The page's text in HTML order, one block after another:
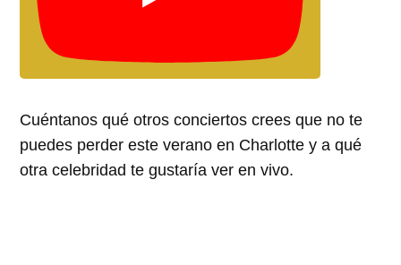
Cuéntanos qué otros conciertos crees que no te
puedes perder este verano en Charlotte y a qué
otra celebridad te gustaría ver en vivo.